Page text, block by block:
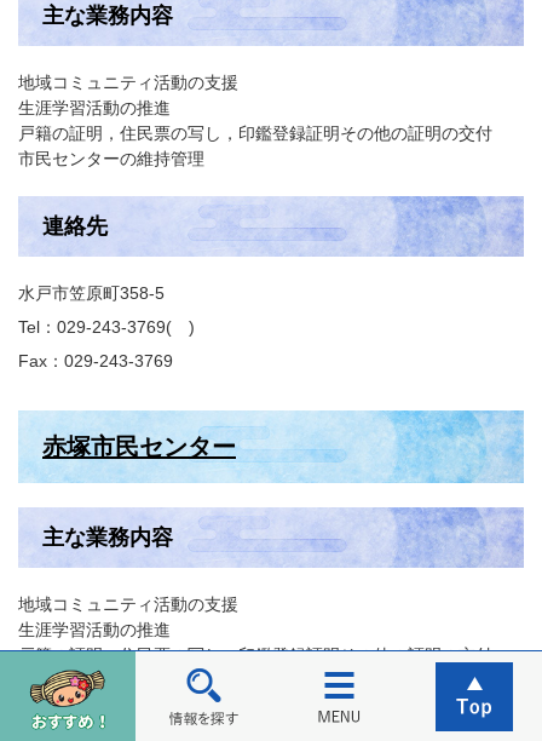
主な業務内容
地域コミュニティ活動の支援
生涯学習活動の推進
戸籍の証明，住民票の写し，印鑑登録証明その他の証明の交付
市民センターの維持管理
連絡先
水戸市笠原町358-5
Tel：029-243-3769
Fax：029-243-3769
赤塚市民センター
主な業務内容
地域コミュニティ活動の支援
生涯学習活動の推進
戸籍の証明，住民票の写し，印鑑登録証明その他の証明の交付
市民センターの維持管理